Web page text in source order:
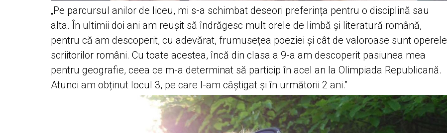
„Pe parcursul anilor de liceu, mi s-a schimbat deseori preferința pentru o disciplină sau
alta. În ultimii doi ani am reușit să îndrăgesc mult orele de limbă și literatură română,
pentru că am descoperit, cu adevărat, frumusețea poeziei și cât de valoroase sunt operele
scriitorilor români. Cu toate acestea, încă din clasa a 9-a am descoperit pasiunea mea
pentru geografie, ceea ce m-a determinat să particip în acel an la Olimpiada Republicană.
Atunci am obținut locul 3, pe care l-am câștigat și în următorii 2 ani.”